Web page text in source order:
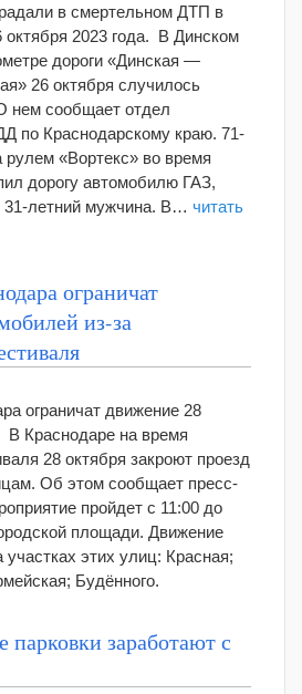
в смертельном ДТП в
октября 2023 года. В Динском
дороги «Динская —
26 октября случилось
нем сообщает отдел
по Краснодарскому краю. 71-
рулем «Вортекс» во время
дорогу автомобилю ГАЗ,
31-летний мужчина. В… читать
ограничат
из-за
ограничат движение 28
В Краснодаре на время
28 октября закроют проезд
Об этом сообщает пресс-
пройдет с 11:00 до
площади. Движение
участках этих улиц: Красная;
Будённого.
заработают с